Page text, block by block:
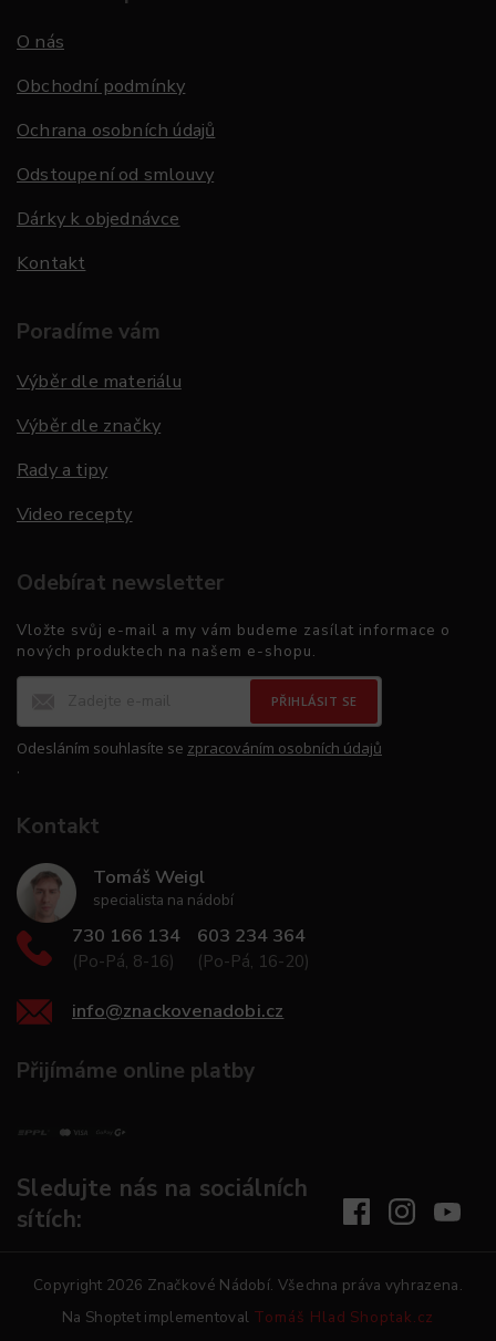
O nás
Obchodní podmínky
Ochrana osobních údajů
Odstoupení od smlouvy
Dárky k objednávce
Kontakt
Poradíme vám
Výběr dle materiálu
Výběr dle značky
Rady a tipy
Video recepty
Odebírat newsletter
Vložte svůj e-mail a my vám budeme zasílat informace o
nových produktech na našem e-shopu.
PŘIHLÁSIT SE
Odesláním souhlasíte se zpracováním osobních údajů
.
Kontakt
Tomáš Weigl
specialista na nádobí
730 166 134
(Po-Pá, 8-16)
603 234 364
(Po-Pá, 16-20)
info@znackovenadobi.cz
Přijímáme online platby
Sledujte nás na sociálních
sítích:
Copyright 2026 Značkové Nádobí. Všechna práva vyhrazena.
Na Shoptet implementoval Tomáš Hlad Shoptak.cz